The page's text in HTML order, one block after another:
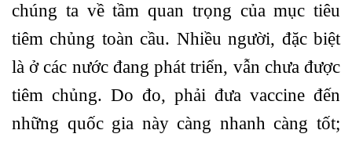
chúng ta về tầm quan trọng của mục tiêu
tiêm chủng toàn cầu. Nhiều người, đặc biệt
là ở các nước đang phát triển, vẫn chưa được
tiêm chủng. Do đo, phải đưa vaccine đến
những quốc gia này càng nhanh càng tốt;